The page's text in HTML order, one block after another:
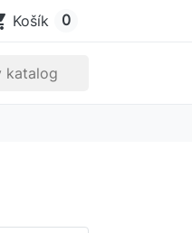
Košík 0